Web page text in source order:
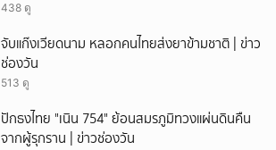
438 ดู
จับแก๊งเวียดนาม หลอกคนไทยส่งยาข้ามชาติ | ข่าว
ช่องวัน
513 ดู
ปักธงไทย "เนิน 754" ย้อนสมรภูมิทวงแผ่นดินคืน
จากผู้รุกราน | ข่าวช่องวัน